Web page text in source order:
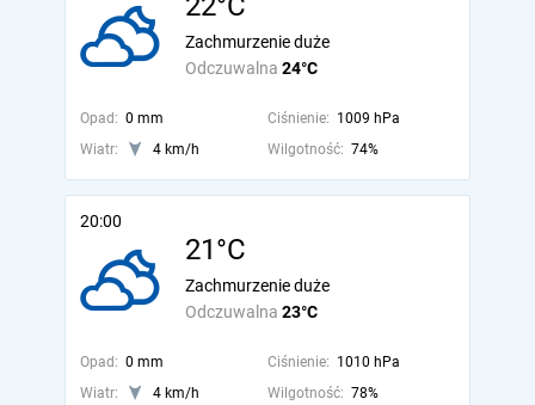
Odczuwalna 24°C
Zachmurzenie duże
Opad: 0 mm Ciśnienie: 1009 hPa
Wiatr:
4 km/h Wilgotność: 74%
20:00
21°C
Odczuwalna 23°C
Zachmurzenie duże
Opad: 0 mm Ciśnienie: 1010 hPa
Wiatr:
4 km/h Wilgotność: 78%